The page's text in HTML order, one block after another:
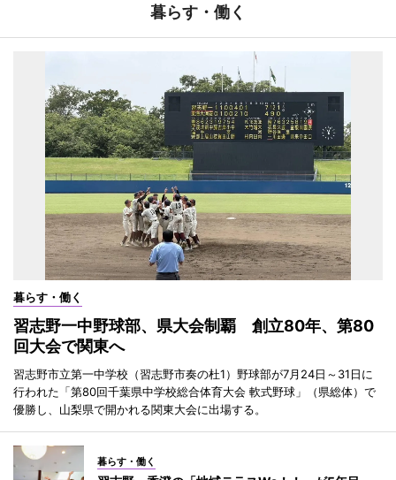
暮らす・働く
暮らす・働く
習志野一中野球部、県大会制覇 創立80年、第80
回大会で関東へ
習志野市立第一中学校（習志野市奏の杜1）野球部が7月24日～31日に
行われた「第80回千葉県中学校総合体育大会 軟式野球」（県総体）で
優勝し、山梨県で開かれる関東大会に出場する。
暮らす・働く